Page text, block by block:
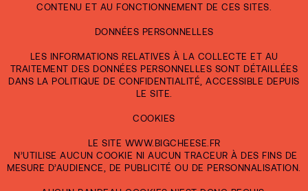
CONTENU ET AU FONCTIONNEMENT DE CES SITES.
DONNÉES PERSONNELLES
LES INFORMATIONS RELATIVES À LA COLLECTE ET AU
TRAITEMENT DES DONNÉES PERSONNELLES SONT DÉTAILLÉES
DANS LA POLITIQUE DE CONFIDENTIALITÉ, ACCESSIBLE DEPUIS
LE SITE.
COOKIES
LE SITE WWW.BIGCHEESE.FR
N’UTILISE AUCUN COOKIE NI AUCUN TRACEUR À DES FINS DE
MESURE D’AUDIENCE, DE PUBLICITÉ OU DE PERSONNALISATION.